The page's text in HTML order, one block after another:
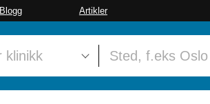
Blogg Artikler